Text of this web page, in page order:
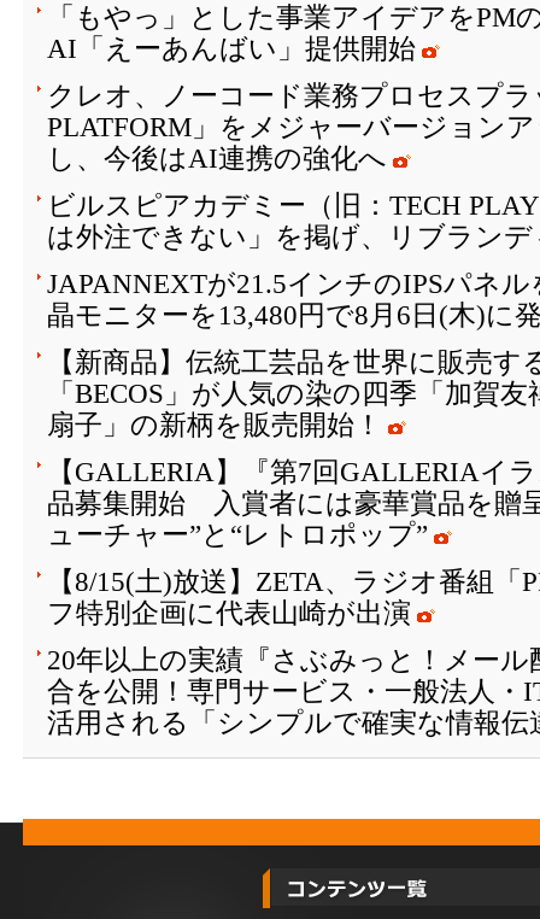
「もやっ」とした事業アイデアをPM
AI「えーあんばい」提供開始
クレオ、ノーコード業務プロセスプ
PLATFORM」をメジャーバージョン
し、今後はAI連携の強化へ
ビルスピアカデミー（旧：TECH
は外注できない」を掲げ、リブラン
JAPANNEXTが21.5インチのIPSパネ
晶モニターを13,480円で8月6日(木)に
【新商品】伝統工芸品を世界に販売す
「BECOS」が人気の染の四季「加賀
扇子」の新柄を販売開始！
【GALLERIA】『第7回GALLERIAイ
品募集開始 入賞者には豪華賞品を
ューチャー”と“レトロポップ”
【8/15(土)放送】ZETA、ラジオ番組「
フ特別企画に代表山崎が出演
20年以上の実績『さぶみっと！メール
合を公開！専門サービス・一般法人・
活用される「シンプルで確実な情報伝